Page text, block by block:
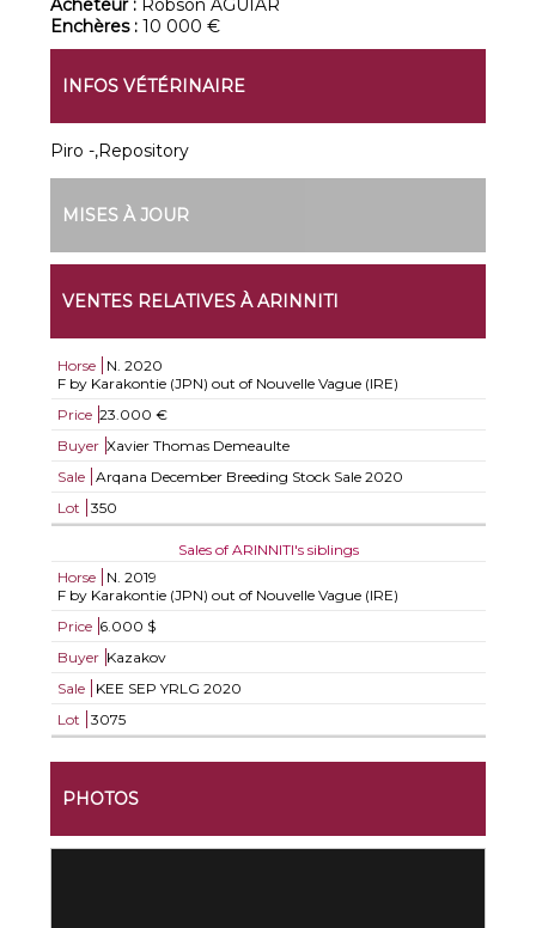
Acheteur : Robson AGUIAR
Enchères :10 000 €
INFOS VÉTÉRINAIRE
Piro -,Repository
MISES À JOUR
VENTES RELATIVES À ARINNITI
Horse N. 2020
F by Karakontie (JPN) out of Nouvelle Vague (IRE)
Price 23.000 €
Buyer Xavier Thomas Demeaulte
Sale
Arqana December Breeding Stock Sale 2020
Lot
350
Sales of ARINNITI's siblings
Horse
N. 2019
F by Karakontie (JPN) out of Nouvelle Vague (IRE)
Price 6.000 $
Buyer Kazakov
Sale
KEE SEP YRLG 2020
Lot
3075
PHOTOS